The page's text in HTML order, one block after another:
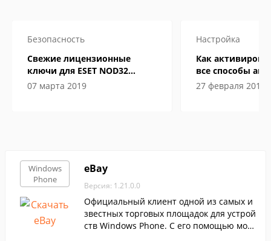
Безопасность
Свежие лицензионные
ключи для ESET NOD32
Internet Security до 2019-2020
07 марта 2019
Настройка
Как
все способы
27 февраля 2019
Windows
Phone
eBay
Версия: 1.21.0.0
Официальный клиент одной из самых и
звестных торговых площадок для устрой
ств Windows Phone. С его помощью мож